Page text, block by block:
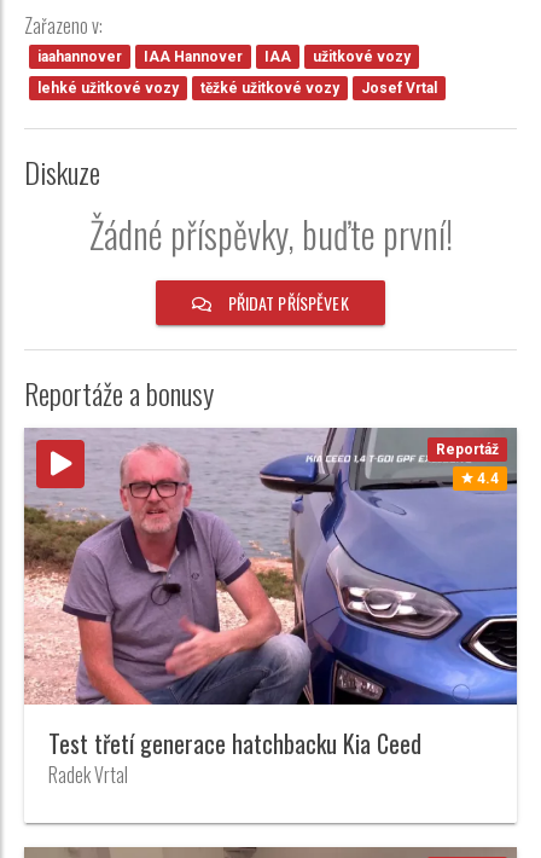
Zařazeno v:
iaahannover IAA Hannover IAA
užitkové vozy
lehké užitkové vozy
těžké užitkové vozy Josef Vrtal
Diskuze
Žádné příspěvky, buďte první!
PŘIDAT PŘÍSPĚVEK
Reportáže a bonusy
Reportáž
4.4
Test třetí generace hatchbacku Kia Ceed
Radek Vrtal